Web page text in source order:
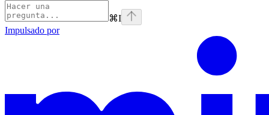
⌘I
Impulsado por